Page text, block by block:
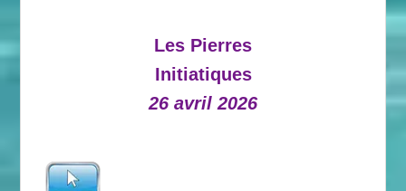
Les Pierres
Initiatiques
26 avril 2026